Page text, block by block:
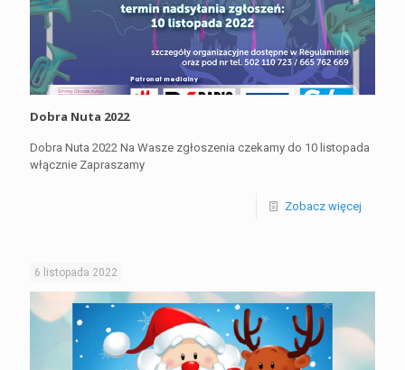
Dobra Nuta 2022
Dobra Nuta 2022 Na Wasze zgłoszenia czekamy do 10 listopada
włącznie Zapraszamy
Zobacz więcej
6 listopada 2022